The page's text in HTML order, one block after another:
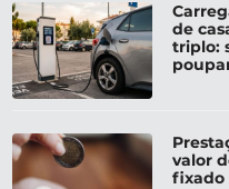
de
triplo:
valor
fixado